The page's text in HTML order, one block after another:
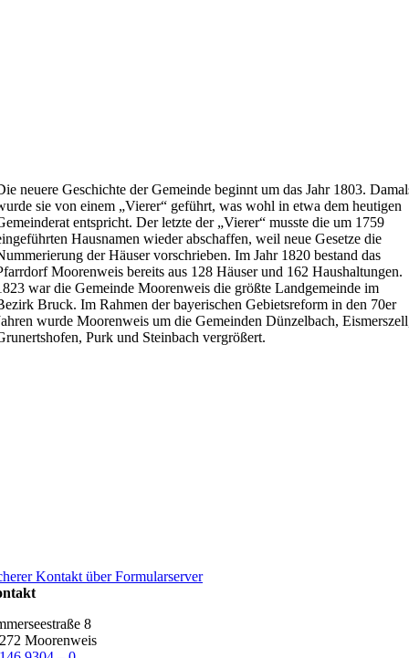
neuere Geschichte der Gemeinde beginnt um das Jahr 1803.
sie von einem „Vierer“ geführt, was wohl in etwa dem heutigen
entspricht. Der letzte der „Vierer“ musste die um 1759
Hausnamen wieder abschaffen, weil neue Gesetze die
der Häuser vorschrieben. Im Jahr 1820 bestand das
Moorenweis bereits aus 128 Häuser und 162 Haushaltungen.
war die Gemeinde Moorenweis die größte Landgemeinde im
Bruck. Im Rahmen der bayerischen Gebietsreform in den 70er
wurde Moorenweis um die Gemeinden Dünzelbach,
Purk und Steinbach vergrößert.
Kontakt über Formularserver
8
Moorenweis